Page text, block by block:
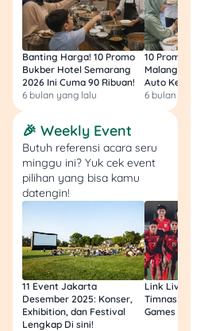
Nah, biar kamu nggak
keteteran soal ini, yuk intip
beberapa tips yang bisa
bikin kamu lebih teratur.
Nggak ribet kok, cukup
sesimpel ubah beberapa
kebiasaan aja.
1. Tandai Tanggal Bayar
Banting Harga! 10 Promo
Bukber Hotel Semarang
2026 Ini Cuma 90 Ribuan!
6 bulan yang lalu
10 Promo
Malang
Auto
6 bulan yang
🎉 Weekly Event
Butuh referensi acara seru
minggu ini? Yuk cek event
pilihan yang bisa kamu
datengin!
11 Event Jakarta
Desember 2025: Konser,
Exhibition, dan Festival
Lengkap Di sini!
Link Live
Timnas vs
Games